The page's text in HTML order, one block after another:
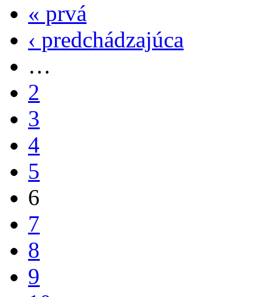
« prvá
‹ predchádzajúca
…
2
3
4
5
6
7
8
9